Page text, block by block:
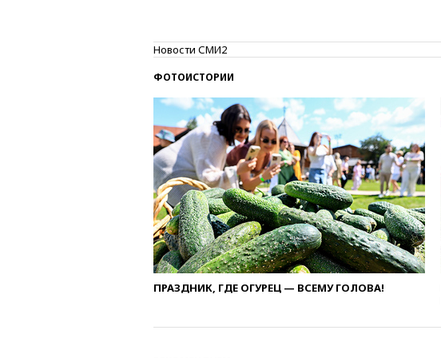
Новости СМИ2
ФОТОИСТОРИИ
ПРАЗДНИК, ГДЕ ОГУРЕЦ — ВСЕМУ ГОЛОВА!